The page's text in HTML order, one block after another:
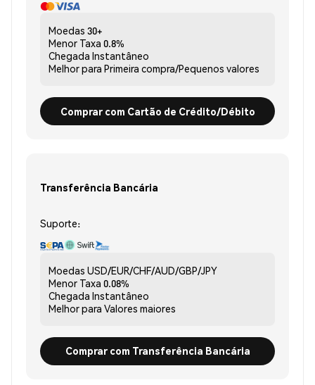
Moedas 30+
Menor Taxa 0.8%
Chegada Instantâneo
Melhor para Primeira compra/Pequenos valores
Comprar com Cartão de Crédito/Débito
Transferência Bancária
Suporte:
Moedas USD/EUR/CHF/AUD/GBP/JPY
Menor Taxa 0.08%
Chegada Instantâneo
Melhor para Valores maiores
Comprar com Transferência Bancária